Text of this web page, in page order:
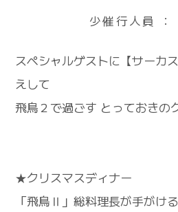
少催行人員
スペシャルゲストに【サーカ
えして
飛鳥２で過ごす とっておきの
★クリスマスディナー
「飛鳥Ⅱ」総料理長が手がけ